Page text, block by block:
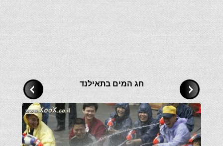
חג המים בתאילנד